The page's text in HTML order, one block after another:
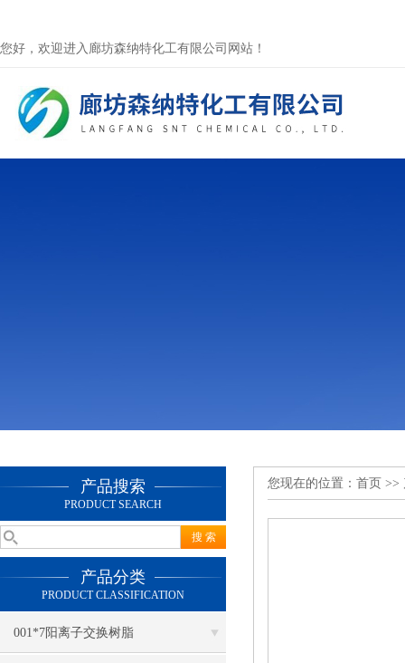
您好，欢迎进入廊坊森纳特化工有限公司网站！
产品搜索
PRODUCT SEARCH
产品分类
PRODUCT CLASSIFICATION
001*7阳离子交换树脂
您现在的位置： 首页 >>